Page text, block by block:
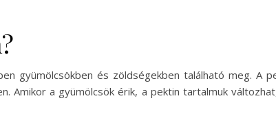
gyümölcsökben és zöldségekben található meg. A
Amikor a gyümölcsök érik, a pektin tartalmuk